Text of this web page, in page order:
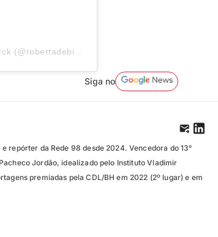
Siga no
repórter da Rede 98 desde 2024. Vencedora do 13°
Jordão, idealizado pelo Instituto Vladimir
premiadas pela CDL/BH em 2022 (2º lugar) e em